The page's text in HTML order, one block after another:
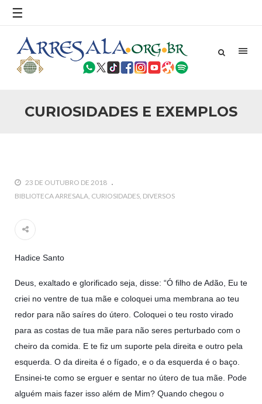
☰
CURIOSIDADES E EXEMPLOS
Conflito
Por: Ahmed Ismail Introdução O presente artigo resume as
principais considerações do autor sobre os atentados de 11
25 DE SETEMBRO DE 2010
Em nome de Deus, O Clemente, O Misericordioso! O Centro
Islâmico no Brasil parabeniza a nação islâmica pela chegada
no ano novo muçulmano de 1435 Hejrita. Desejamos a
Falecimento do Imam Ali Ibn Al-Hussein
(A.S.)
Em nome de Deus, o Clemente, o Misericordioso! Diante da
muçulmanos, o Imam Ali Ibn Al-Hussein Ibn Ali Ibn Abi Táleb
(A.S.), conhecido por “Zein Al-Ábidin” (Formosura
3 DE JULHO DE 2014
23 DE OUTUBRO DE 2018
BIBLIOTECA ARRESALA CURIOSIDADES DIVERSOS
Hadice Santo
Deus, exaltado e glorificado seja, disse: “Ó filho de Adão, Eu te
criei no ventre de tua mãe e coloquei uma membrana ao teu
redor para não saíres do útero. Coloquei o teu rosto virado
para as costas de tua mãe para não seres perturbado com o
cheiro da comida. E te fiz um suporte pela direita e outro pela
esquerda. O da direita é o fígado, e o da esquerda é o baço.
Ensinei-te como se erguer e sentar no útero de tua mãe. Pode
alguém mais fazer isso além de Mim? Quando chegou o